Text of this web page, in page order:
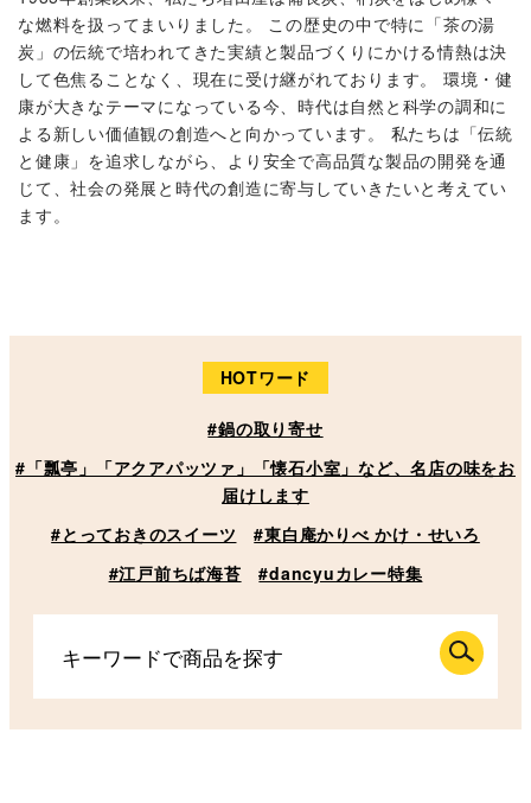
な燃料を扱ってまいりました。 この歴史の中で特に「茶の湯
炭」の伝統で培われてきた実績と製品づくりにかける情熱は決
して色焦ることなく、現在に受け継がれております。 環境・健
康が大きなテーマになっている今、時代は自然と科学の調和に
よる新しい価値観の創造へと向かっています。 私たちは「伝統
と健康」を追求しながら、より安全で高品質な製品の開発を通
じて、社会の発展と時代の創造に寄与していきたいと考えてい
ます。
HOTワード
#鍋の取り寄せ
#「瓢亭」「アクアパッツァ」「懐石小室」など、名店の味をお
届けします
#とっておきのスイーツ
#東白庵かりべ かけ・せいろ
#江戸前ちば海苔
#dancyuカレー特集